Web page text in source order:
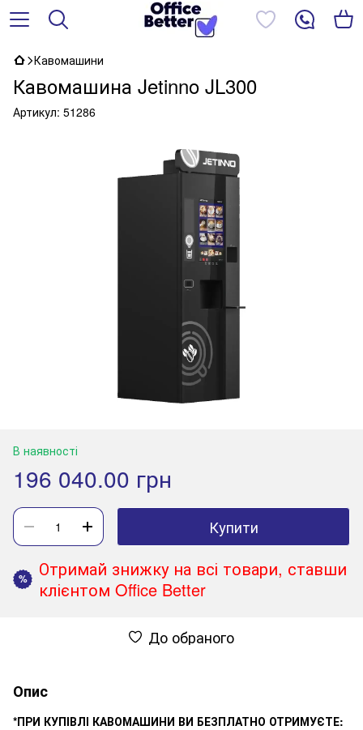
Кавомашини
Кавомашина Jetinno JL300
Артикул: 51286
В наявності
196 040.00 грн
Купити
%
Отримай знижку на всі товари, ставши
клієнтом Office Better
До обраного
Опис
*ПРИ КУПІВЛІ КАВОМАШИНИ ВИ БЕЗПЛАТНО ОТРИМУЄТЕ: